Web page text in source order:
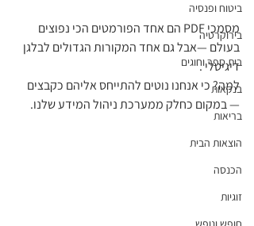
ביטוח ופנסיה
בירוקרטיה
בית ספר וחוגים
בנקאות
בריאות
הוצאות הבית
הכנסה
זוגיות
מסמכי PDF הם אחד הפורמטים הכי נפוצים
בעולם —אבל גם אחד המקורות הגדולים לבלגן
דיגיטלי .
למה? כי אנחנו נוטים להתייחס אליהם כקבצים
— במקום כחלק ממערכת ניהול המידע שלנו.